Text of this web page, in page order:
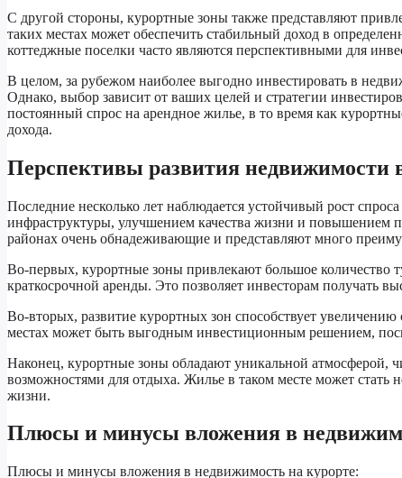
С другой стороны, курортные зоны также представляют
таких местах может обеспечить стабильный доход в
коттеджные поселки часто являются перспективными для
В целом, за рубежом наиболее выгодно инвестировать в
Однако, выбор зависит от ваших целей и стратегии
постоянный спрос на арендное жилье, в то время как
дохода.
Перспективы развития недвижимости
Последние несколько лет наблюдается устойчивый рост
инфраструктуры, улучшением качества жизни и повышением
районах очень обнадеживающие и представляют много
Во-первых, курортные зоны привлекают большое количество
краткосрочной аренды. Это позволяет инвесторам получать
Во-вторых, развитие курортных зон способствует
местах может быть выгодным инвестиционным решением,
Наконец, курортные зоны обладают уникальной атмосферой,
возможностями для отдыха. Жилье в таком месте может
жизни.
Плюсы и минусы вложения в
Плюсы и минусы вложения в недвижимость на курорте: